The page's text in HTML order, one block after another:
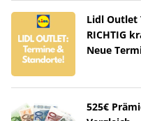
Lidl Outlet
RICHTIG
Neue
525€